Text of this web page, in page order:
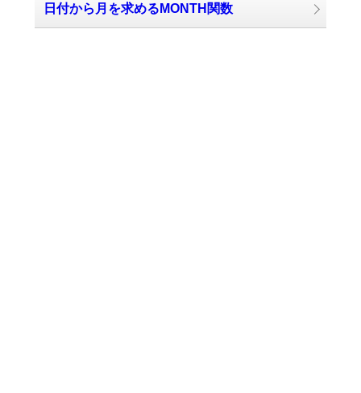
日付から月を求めるMONTH関数